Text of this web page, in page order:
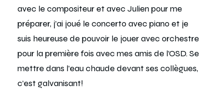
avec le compositeur et avec Julien pour me
préparer, j’ai joué le concerto avec piano et je
suis heureuse de pouvoir le jouer avec orchestre
pour la première fois avec mes amis de l’OSD. Se
mettre dans l’eau chaude devant ses collègues,
c’est galvanisant!